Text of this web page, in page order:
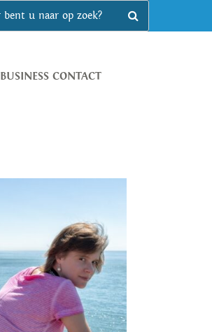
BUSINESS CONTACT